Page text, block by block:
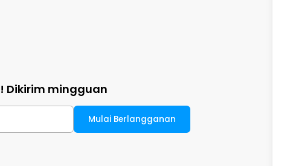
Dikirim mingguan
Mulai Berlangganan